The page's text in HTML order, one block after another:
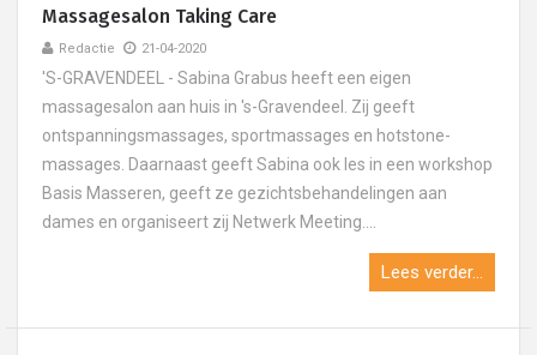
Massagesalon Taking Care
Redactie 21-04-2020
'S-GRAVENDEEL - Sabina Grabus heeft een eigen
massagesalon aan huis in 's-Gravendeel. Zij geeft
ontspanningsmassages, sportmassages en hotstone-
massages. Daarnaast geeft Sabina ook les in een workshop
Basis Masseren, geeft ze gezichtsbehandelingen aan
dames en organiseert zij Netwerk Meeting....
Lees verder...